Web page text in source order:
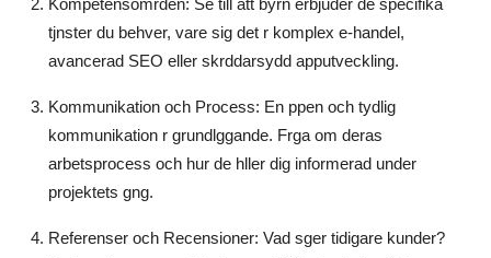
tjnster du behver, vare sig det r komplex e-handel,
avancerad SEO eller skrddarsydd apputveckling.
Kommunikation och Process: En ppen och tydlig
kommunikation r grundlggande. Frga om deras
arbetsprocess och hur de hller dig informerad under
projektets gng.
Referenser och Recensioner: Vad sger tidigare kunder?